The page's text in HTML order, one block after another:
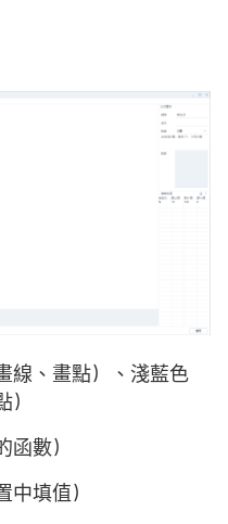
線、畫點）、淺藍色
數）
填值）